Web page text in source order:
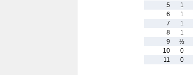
5
1
6
1
7
1
8
1
9
½
10
0
11
0